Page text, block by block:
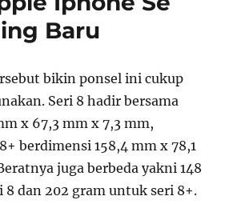
Baru
bikin ponsel ini cukup
Seri 8 hadir bersama
x 67,3 mm x 7,3 mm,
berdimensi 158,4 mm x 78,1
juga berbeda yakni 148
8 dan 202 gram untuk seri 8+.